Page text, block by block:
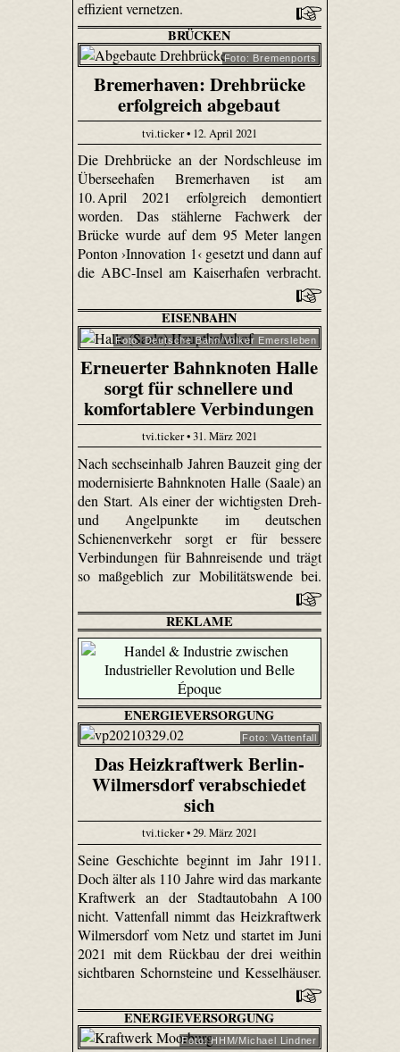
effizient vernetzen.
BRÜCKEN
Foto: Bremenports
Bremerhaven: Drehbrücke
erfolgreich abgebaut
tvi.ticker • 12. April 2021
Die Drehbrücke an der Nordschleuse im
Überseehafen Bremerhaven ist am
10. April 2021 erfolgreich demontiert
worden. Das stählerne Fachwerk der
Brücke wurde auf dem 95 Meter langen
Ponton ›Innovation 1‹ gesetzt und dann auf
die ABC-Insel am Kaiserhafen verbracht.
EISENBAHN
Foto: Deutsche Bahn/Volker Emersleben
Erneuerter Bahnknoten Halle
sorgt für schnellere und
komfortablere Verbindungen
tvi.ticker • 31. März 2021
Nach sechseinhalb Jahren Bauzeit ging der
modernisierte Bahnknoten Halle (Saale) an
den Start. Als einer der wichtigsten Dreh-
und Angelpunkte im deutschen
Schienenverkehr sorgt er für bessere
Verbindungen für Bahnreisende und trägt
so maßgeblich zur Mobilitätswende bei.
REKLAME
ENERGIEVERSORGUNG
Foto: Vattenfall
Das Heizkraftwerk Berlin-
Wilmersdorf verabschiedet
sich
tvi.ticker • 29. März 2021
Seine Geschichte beginnt im Jahr 1911.
Doch älter als 110 Jahre wird das markante
Kraftwerk an der Stadtautobahn A 100
nicht. Vattenfall nimmt das Heizkraftwerk
Wilmersdorf vom Netz und startet im Juni
2021 mit dem Rückbau der drei weithin
sichtbaren Schornsteine und Kesselhäuser.
ENERGIEVERSORGUNG
Foto: HHM/Michael Lindner